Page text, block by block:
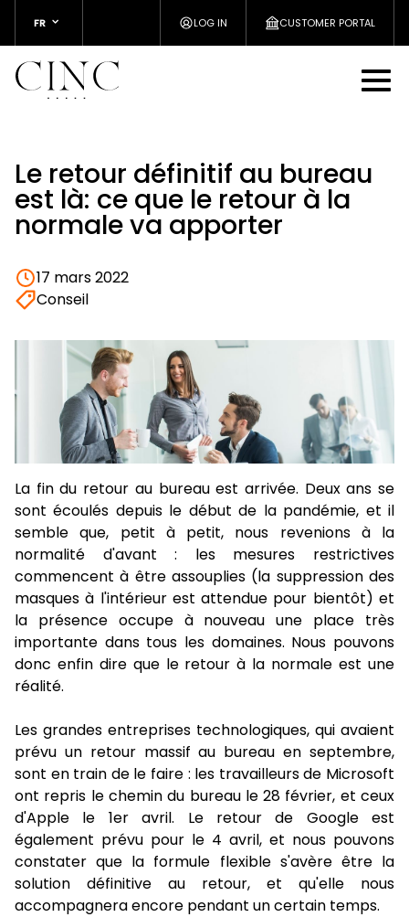
FR LOG IN CUSTOMER PORTAL
Le retour définitif au bureau
est là: ce que le retour à la
normale va apporter
17 mars 2022
Conseil
La fin du retour au bureau est arrivée. Deux ans se
sont écoulés depuis le début de la pandémie, et il
semble que, petit à petit, nous revenions à la
normalité d'avant : les mesures restrictives
commencent à être assouplies (la suppression des
masques à l'intérieur est attendue pour bientôt) et
la présence occupe à nouveau une place très
importante dans tous les domaines. Nous pouvons
donc enfin dire que le retour à la normale est une
réalité.
Les grandes entreprises technologiques, qui avaient
prévu un retour massif au bureau en septembre,
sont en train de le faire : les travailleurs de Microsoft
ont repris le chemin du bureau le 28 février, et ceux
d'Apple le 1er avril. Le retour de Google est
également prévu pour le 4 avril, et nous pouvons
constater que la formule flexible s'avère être la
solution définitive au retour, et qu'elle nous
accompagnera encore pendant un certain temps.